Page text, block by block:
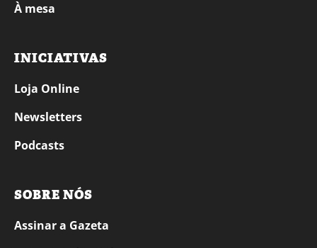
À mesa
INICIATIVAS
Loja Online
Newsletters
Podcasts
SOBRE NÓS
Assinar a Gazeta